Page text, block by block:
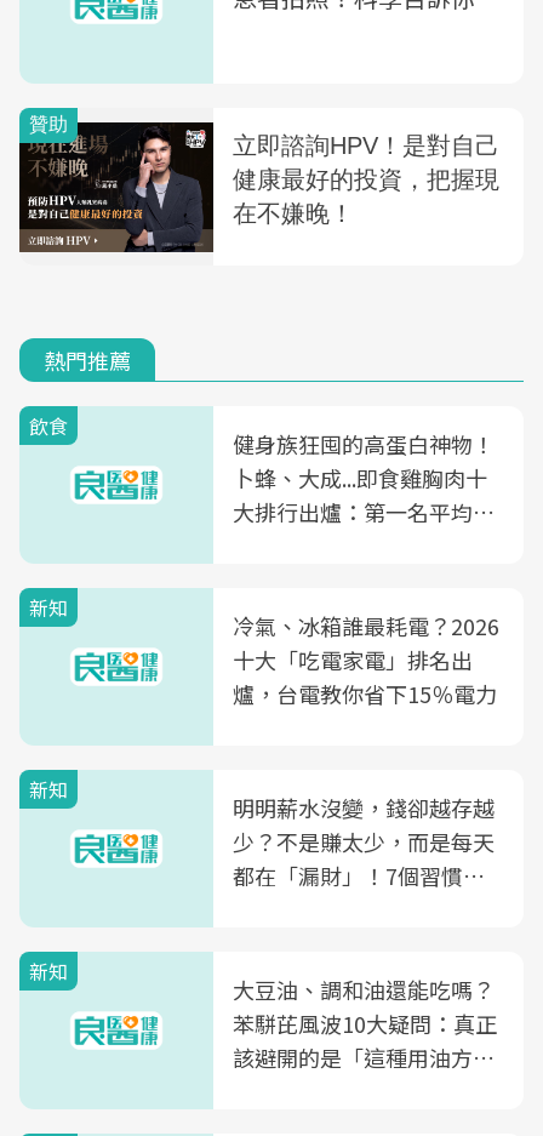
熱門推薦
飲食
健身族狂囤的高蛋白神物！
卜蜂、大成...即食雞胸肉十
大排行出爐：第一名平均一
新知
冷氣、冰箱誰最耗電？2026
十大「吃電家電」排名出
爐，台電教你省下15％電力
新知
明明薪水沒變，錢卻越存越
少？不是賺太少，而是每天
都在「漏財」！7個習慣一
新知
大豆油、調和油還能吃嗎？
苯駢芘風波10大疑問：真正
該避開的是「這種用油方